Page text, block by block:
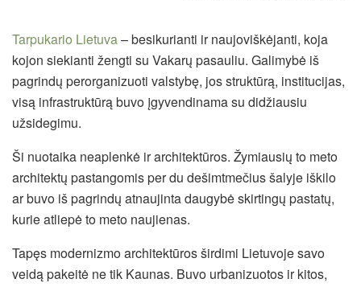
Tarpukario Lietuva– besikurianti ir naujoviškėjanti, koja
kojon siekianti žengti su Vakarų pasauliu. Galimybė iš
pagrindų perorganizuoti valstybę, jos struktūrą, institucijas,
visą infrastruktūrą buvo įgyvendinama su didžiausiu
užsidegimu.
Ši nuotaika neaplenkė ir architektūros. Žymiausių to meto
architektų pastangomis per du dešimtmečius šalyje iškilo
ar buvo iš pagrindų atnaujinta daugybė skirtingų pastatų,
kurie atliepė to meto naujienas.
Tapęs modernizmo architektūros širdimi Lietuvoje savo
veidą pakeitė ne tik Kaunas. Buvo urbanizuotos ir kitos,